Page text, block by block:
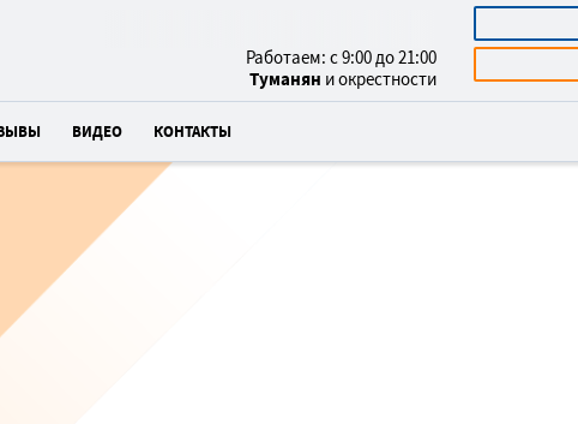
Работаем: с 9:00 до 21:00
Туманян и окрестности
ВИДЕО КОНТАКТЫ